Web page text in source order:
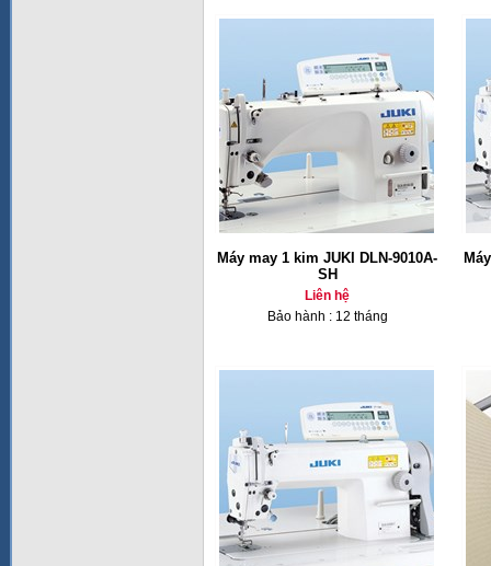
Máy may 1 kim JUKI DLN-9010A-
SH
Liên hệ
Bảo hành : 12 tháng